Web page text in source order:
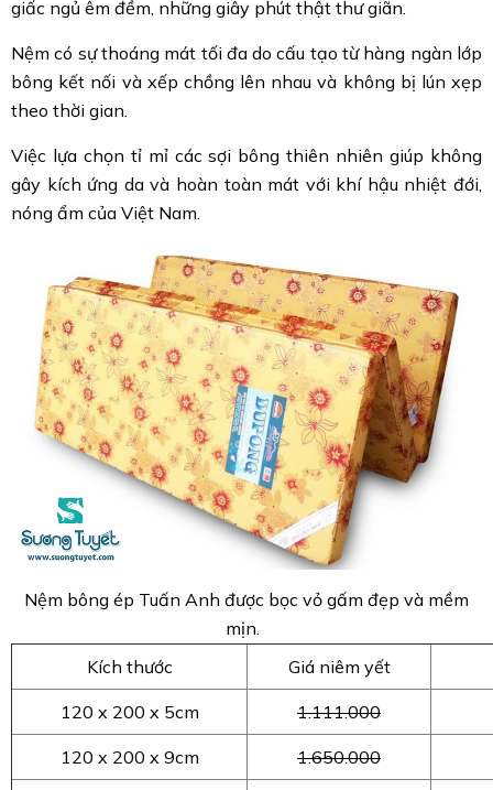
giấc ngủ êm đềm, những giây phút thật thư giãn.
Nệm có sự thoáng mát tối đa do cấu tạo từ hàng ngàn lớp
bông kết nối và xếp chồng lên nhau và không bị lún xẹp
theo thời gian.
Việc lựa chọn tỉ mỉ các sợi bông thiên nhiên giúp không
gây kích ứng da và hoàn toàn mát với khí hậu nhiệt đới,
nóng ẩm của Việt Nam.
Nệm bông ép Tuấn Anh được bọc vỏ gấm đẹp và mềm
mịn.
Kích thước
Giá niêm yết
120 x 200 x 5cm 1.111.000
120 x 200 x 9cm 1.650.000